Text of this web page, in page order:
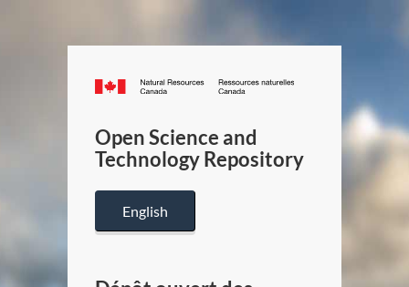
Canada.ca
/
Canada
Open Science and
Technology Repository
English